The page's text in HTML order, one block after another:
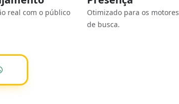
real com o público
Otimizado para os motores
de busca.